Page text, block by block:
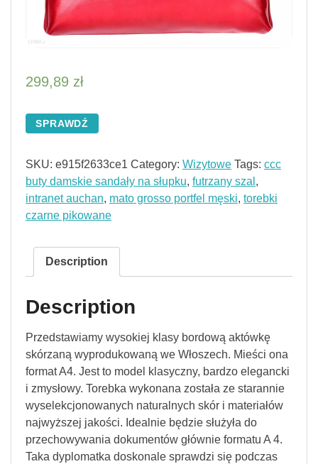
299,89 zł
SPRAWDŹ
SKU: e915f2633ce1 Category: Wizytowe Tags: ccc
buty damskie sandały na słupku, futrzany szal ,
intranet auchan, mato grosso portfel męski, torebki
czarne pikowane
Description
Description
Przedstawiamy wysokiej klasy bordową aktówkę
skórzaną wyprodukowaną we Włoszech. Mieści ona
format A4. Jest to model klasyczny, bardzo elegancki
i zmysłowy. Torebka wykonana została ze starannie
wyselekcjonowanych naturalnych skór i materiałów
najwyższej jakości. Idealnie będzie służyła do
przechowywania dokumentów głównie formatu A 4.
Taka dyplomatka doskonale sprawdzi się podczas